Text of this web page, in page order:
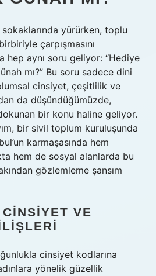
sokaklarında yürürken, toplu
çarpışmasını
hep aynı soru geliyor: “Hediye
mı?” Bu soru sadece dini
cinsiyet, çeşitlilik ve
da düşündüğümüzde,
bir konu haline geliyor.
bir sivil toplum kuruluşunda
karmaşasında hem
hem de sosyal alanlarda bu
gözlemleme şansım
VE
cinsiyet kodlarına
yönelik güzellik